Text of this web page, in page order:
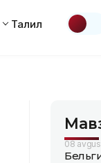
Таҳлил
08